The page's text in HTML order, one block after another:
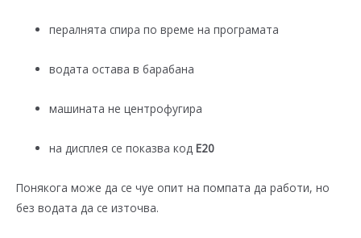
пералнята спира по време на програмата
водата остава в барабана
машината не центрофугира
на дисплея се показва кодE20
Понякога може да се чуе опит на помпата да работи, но
без водата да се източва.